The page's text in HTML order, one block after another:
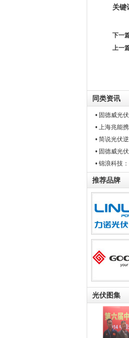
关键
下一
上一
同类资讯
• 固德威光
• 上海兆能
• 简说光伏
• 固德威光
• 锦浪科技
推荐品牌
光伏图集